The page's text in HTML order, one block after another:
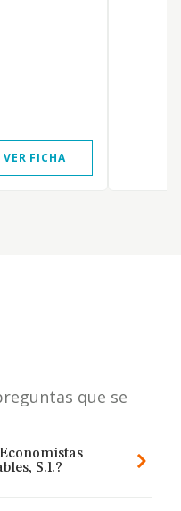
VER FICHA
que se
S.l.?